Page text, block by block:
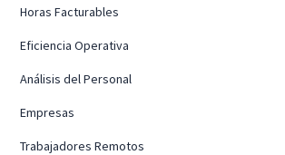
Horas Facturables
Eficiencia Operativa
Análisis del Personal
Empresas
Trabajadores Remotos